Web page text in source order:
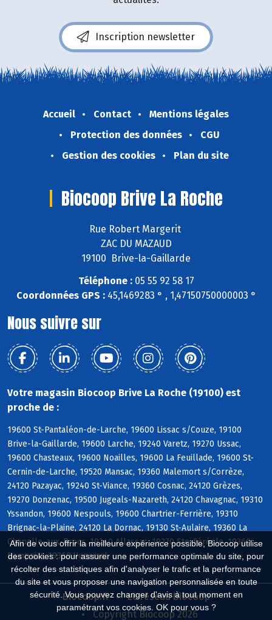
Afin de vous offrir la meilleure expérience possible, Biocoop utilise
des cookies : pour assurer une performance optimale du site, pour
récolter des statistiques afin d'analyser le trafic et la performance
du site et vous proposer une navigation personnalisée en toute
sécurité. Vous pouvez changer d'avis à tout moment en
paramétrant vos cookies. OK pour vous ?
Inscription newsletter
Accueil Contact
Mentions légales
Protection des données
CGU
Gestion des cookies
Plan du site
Biocoop Brive La Roche
Rue Robert Margerit
ZAC DU MAZAUD
19100 Brive-la-Gaillarde
Téléphone :05 55 92 58 17
Coordonnées GPS :45,1469283 ° , 1,47150750000003 °
Nous suivre sur
Votre magasin Biocoop Brive La Roche (19100) est
proche de :
19600 St-Pantaléon-de-Larche, 19600 Lissac s/Couze, 19100
Brive-la-Gaillarde, 19600 Larche, 19240 Varetz, 19270 Ussac,
19600 Chasteaux, 19600 Noailles, 19600 La Feuillade, 19600 St-
Cernin-de-Larche, 19520 Mansac, 19360 Malemort s/Corrèze,
24120 Pazayac, 19240 St-Viance, 19360 Cosnac, 24120 Grèzes,
19270 Donzenac, 19500 Jugeals-Nazareth, 24120 Chavagnac, 19310
Yssandon, 19600 Nespouls, 19600 Chartrier-Ferrière, 19310
Brignac-la-Plaine, 24120 La Dornac, 19130 St-Aulaire, 19360 La
Chapelle-aux-Brocs, 19240 Allassac, 19270 Ste-Féréole, 19360
Dampniat, 19360 Venarsal
Biocoop.fr
Le réseau Biocoop
Copyright Biocoop 2026